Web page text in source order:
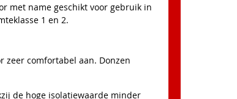
met name geschikt voor gebruik in
1 en 2.
zeer comfortabel aan. Donzen
de hoge isolatiewaarde minder